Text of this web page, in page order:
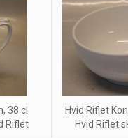
38 cl
Riflet
Hvid Riflet
Hvid Riflet